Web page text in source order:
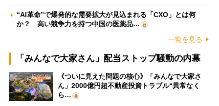
“AI革命”で爆発的な需要拡大が見込まれる「CXO」とは何
か？ 高い競争力を持つ中国の医薬品…
一覧を見る
「みんなで大家さん」配当ストップ騒動の内幕
《ついに見えた問題の核心》「みんなで大家さ
ん」2000億円超不動産投資トラブル“異常なく
ら…